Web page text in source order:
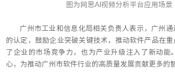
图为网思AI视频分析平台应用场景
广州市工业和信息化局相关负责人表示，广州
的认定，鼓励企业突破关键技术，推动软件产品在
了企业的市场竞争力，也为产业升级注入了新动能
心，为推动广州市软件行业的高质量发展贡献更多的